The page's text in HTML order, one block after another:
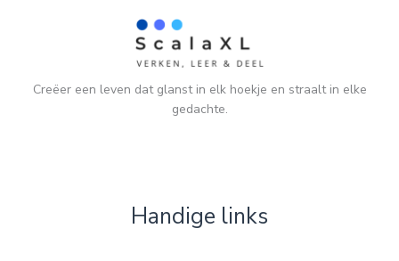
Creëer een leven dat glanst in elk hoekje en straalt in elke
gedachte.
Handige links